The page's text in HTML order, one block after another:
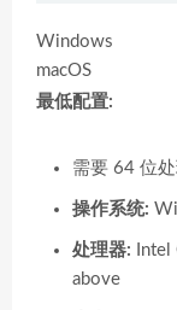
Windows
macOS
最低配置:
需要 64 位
操作系统:
处理器:
above